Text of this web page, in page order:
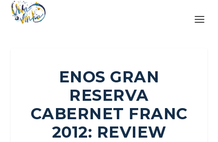
ENOS GRAN
RESERVA
CABERNET FRANC
2012: REVIEW